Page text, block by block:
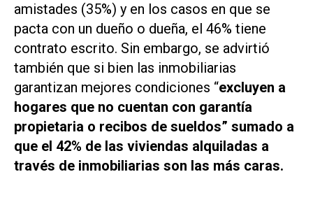
amistades (35%) y en los casos en que se
pacta con un dueño o dueña, el 46% tiene
contrato escrito. Sin embargo, se advirtió
también que si bien las inmobiliarias
garantizan mejores condiciones “excluyen a
hogares que no cuentan con garantía
propietaria o recibos de sueldos” sumado a
que el 42% de las viviendas alquiladas a
través de inmobiliarias son las más caras.